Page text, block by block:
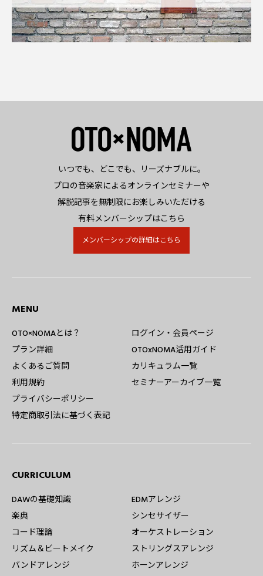
いつでも、どこでも、リーズナブルに。
プロの音楽家によるオンラインセミナーや
解説記事を無制限にお楽しみいただける
有料メンバーシップはこちら
メンバーシップの詳細はこちら
MENU
OTO×NOMAとは？
プラン詳細
よくあるご質問
利用規約
プライバシーポリシー
特定商取引法に基づく表記
ログイン・会員ページ
OTOxNOMA活用ガイド
カリキュラム一覧
セミナーアーカイブ一覧
CURRICULUM
DAWの基礎知識
楽典
コード理論
リズム＆ビートメイク
バンドアレンジ
EDMアレンジ
シンセサイザー
オーケストレーション
ストリングスアレンジ
ホーンアレンジ